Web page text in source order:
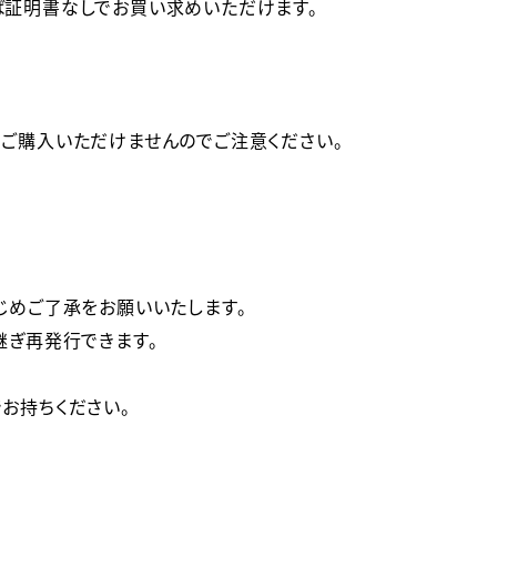
入いただけませんのでご注意ください。
ご了承をお願いいたします。
再発行できます。
持ちください。